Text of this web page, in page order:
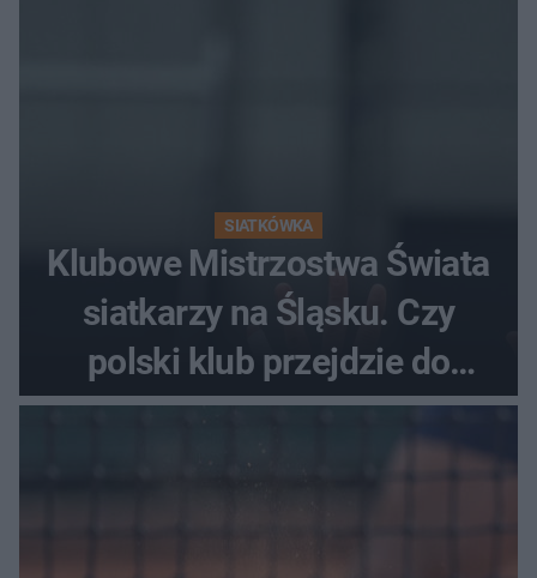
SIATKÓWKA
Klubowe Mistrzostwa Świata
siatkarzy na Śląsku. Czy
polski klub przejdzie do
historii